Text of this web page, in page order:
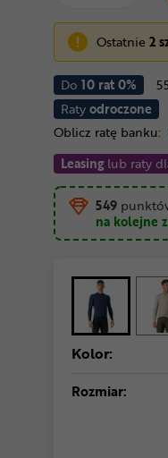
Do 10 rat 0%
Ratyodroczone
Oblicz ratę banku:
Leasinglub raty
Ostatnie2
549
na kolejne
Kolor:
Rozmiar: